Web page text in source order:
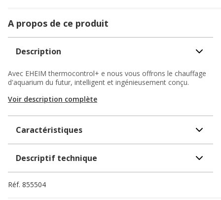
A propos de ce produit
Description
Avec EHEIM thermocontrol+ e nous vous offrons le chauffage
d'aquarium du futur, intelligent et ingénieusement conçu.
Voir description complète
Caractéristiques
Descriptif technique
Réf. 855504